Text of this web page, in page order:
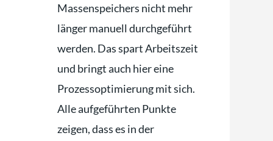
Massenspeichers nicht mehr
länger manuell durchgeführt
werden. Das spart Arbeitszeit
und bringt auch hier eine
Prozessoptimierung mit sich.
Alle aufgeführten Punkte
zeigen, dass es in der